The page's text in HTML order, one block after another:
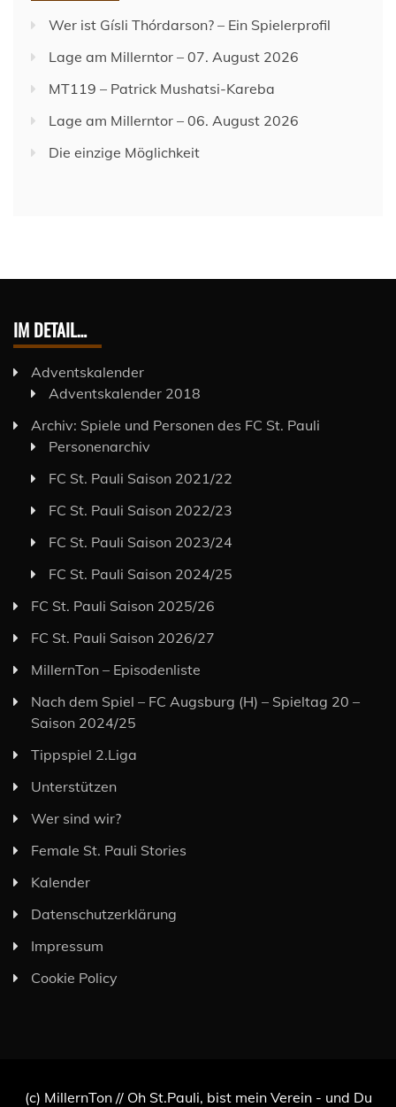
Wer ist Gísli Thórdarson? – Ein Spielerprofil
Lage am Millerntor – 07. August 2026
MT119 – Patrick Mushatsi-Kareba
Lage am Millerntor – 06. August 2026
Die einzige Möglichkeit
IM DETAIL…
Adventskalender
Adventskalender 2018
Archiv: Spiele und Personen des FC St. Pauli
Personenarchiv
FC St. Pauli Saison 2021/22
FC St. Pauli Saison 2022/23
FC St. Pauli Saison 2023/24
FC St. Pauli Saison 2024/25
FC St. Pauli Saison 2025/26
FC St. Pauli Saison 2026/27
MillernTon – Episodenliste
Nach dem Spiel – FC Augsburg (H) – Spieltag 20 –
Saison 2024/25
Tippspiel 2.Liga
Unterstützen
Wer sind wir?
Female St. Pauli Stories
Kalender
Datenschutzerklärung
Impressum
Cookie Policy
(c) MillernTon // Oh St.Pauli, bist mein Verein - und Du